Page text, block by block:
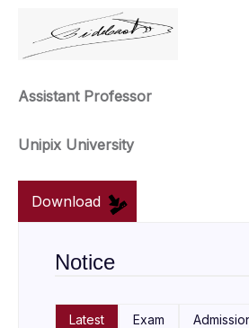
Assistant Professor
Unipix University
Download
Notice
Latest Exam